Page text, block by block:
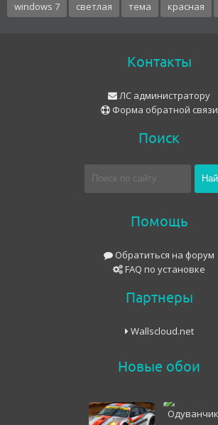
windows 7 светлая тема красная
Контакты
ЛС администратору
Форма обратной связи
Поиск
Помощь
Обратиться на форум
FAQ по установке
Партнеры
Wallscloud.net
Новые обои